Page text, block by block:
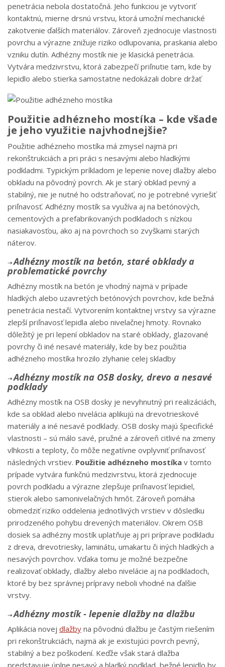
penetrácia nebola dostatočná. Jeho funkciou je vytvoriť
kontaktnú, mierne drsnú vrstvu, ktorá umožní mechanické
zakotvenie ďalších materiálov. Zároveň zjednocuje vlastnosti
povrchu a výrazne znižuje riziko odlupovania, praskania alebo
vzniku dutín. Adhézny mostík nie je klasická penetrácia.
Vytvára medzivrstvu, ktorá zabezpečí priľnutie tam, kde by
lepidlo alebo stierka samostatne nedokázali dobre držať
Použitie adhézneho mostíka – kde všade
je jeho využitie najvhodnejšie?
Použitie adhézneho mostíka má zmysel najmä pri
rekonštrukciách a pri práci s nesavými alebo hladkými
podkladmi. Typickým príkladom je lepenie novej dlažby alebo
obkladu na pôvodný povrch. Ak je starý obklad pevný a
stabilný, nie je nutné ho odstraňovať, no je potrebné vyriešiť
priľnavosť. Adhézny mostík sa využíva aj na betónových,
cementových a prefabrikovaných podkladoch s nízkou
nasiakavosťou, ako aj na povrchoch so zvyškami starých
náterov.
➝Adhézny mostík na betón, staré obklady a
problematické povrchy
Adhézny mostík na betón je vhodný najmä v prípade
hladkých alebo uzavretých betónových povrchov, kde bežná
penetrácia nestačí. Vytvorením kontaktnej vrstvy sa výrazne
zlepší priľnavosť lepidla alebo nivelačnej hmoty. Rovnako
dôležitý je pri lepení obkladov na staré obklady, glazované
povrchy či iné nesavé materiály, kde by bez použitia
adhézneho mostíka hrozilo zlyhanie celej skladby
➝Adhézny mostík na OSB dosky, drevo a nesavé
podklady
Adhézny mostík na OSB dosky je nevyhnutný pri realizáciách,
kde sa obklad alebo nivelácia aplikujú na drevotrieskové
materiály a iné nesavé podklady. OSB dosky majú špecifické
vlastnosti – sú málo savé, pružné a zároveň citlivé na zmeny
vlhkosti a teploty, čo môže negatívne ovplyvniť priľnavosť
následných vrstiev. Použitie adhézneho mostíka v tomto
prípade vytvára funkčnú medzivrstvu, ktorá zjednocuje
povrch podkladu a výrazne zlepšuje priľnavosť lepidiel,
stierok alebo samonivelačných hmôt. Zároveň pomáha
obmedziť riziko oddelenia jednotlivých vrstiev v dôsledku
prirodzeného pohybu drevených materiálov. Okrem OSB
dosiek sa adhézny mostík uplatňuje aj pri príprave podkladu
z dreva, drevotriesky, laminátu, umakartu či iných hladkých a
nesavých povrchov. Vďaka tomu je možné bezpečne
realizovať obklady, dlažby alebo nivelácie aj na podkladoch,
ktoré by bez správnej prípravy neboli vhodné na ďalšie
vrstvy.
➝Adhézny mostík - lepenie dlažby na dlažbu
Aplikácia novej dlažby na pôvodnú dlažbu je častým riešením
pri rekonštrukciách, najmä ak je existujúci povrch pevný,
stabilný a bez poškodení. Keďže však stará dlažba
predstavuje úplne nesavý a hladký podklad, bežné lepidlo by